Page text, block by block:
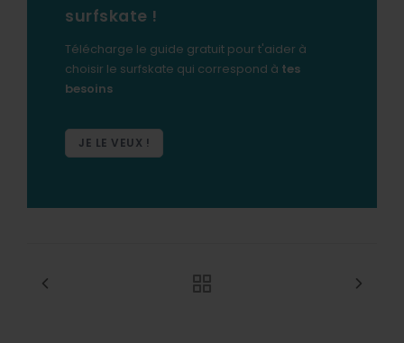
surfskate !
Télécharge le guide gratuit pour t'aider à
choisir le surfskate qui correspond à tes
besoins
JE LE VEUX !